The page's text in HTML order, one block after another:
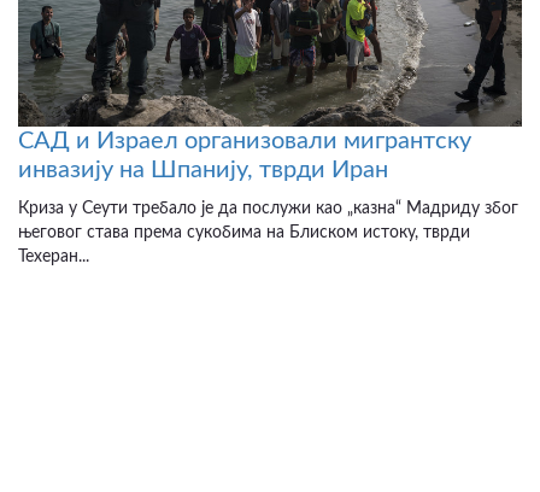
САД и Израел организовали мигрантску
инвазију на Шпанију, тврди Иран
Криза у Сеути требало је да послужи као „казна“ Мадриду због
његовог става према сукобима на Блиском истоку, тврди
Техеран...